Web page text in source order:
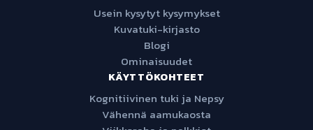
Usein kysytyt kysymykset
Kuvatuki-kirjasto
Blogi
Ominaisuudet
KÄYTTÖKOHTEET
Kognitiivinen tuki ja Nepsy
Vähennä aamukaosta